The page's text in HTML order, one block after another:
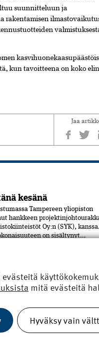
suunnitteluun ja
rakentamisen
kun tavoitteena on koko
Jaa
kesänä
Tampereen yliopiston
hankkeen
Oy:n (SYK), kanssa.
on sisältynyt...
Eteläpuiston ja Mikonkadun
moni­toimitalossa,
on tehty CLT-levyistä.
on...
Hipposkeskus
mitä evästeitä
Hyväksy vain